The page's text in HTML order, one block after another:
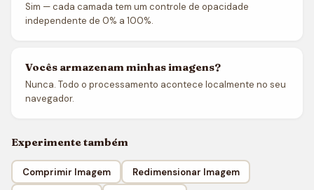
Sim — cada camada tem um controle de opacidade
independente de 0% a 100%.
Vocês armazenam minhas imagens?
Nunca. Todo o processamento acontece localmente no seu
navegador.
Experimente também
Comprimir Imagem
Redimensionar Imagem